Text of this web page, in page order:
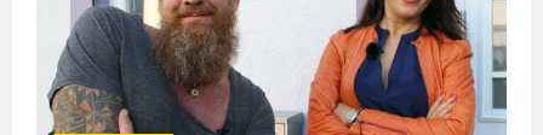
Chancen“